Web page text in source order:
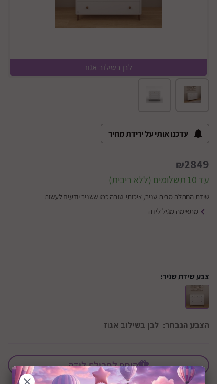
לבן בשילוב אגוז
עדכנו אותי על ירידת מחיר
₪2849
עד 10 תשלומים (ללא ריבית)
שידת החתלה מבית שניר, איכותי וטובה כמו ששניר יודעים לעשות
מתאימה מגיל לידה
צבע שידת שניר:
הצבע הנבחר: לבן בשילוב אגוז
הוסף לחבילת לידה